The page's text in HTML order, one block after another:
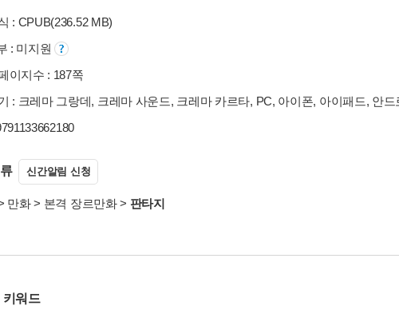
: CPUB(236.52 MB)
: 미지원
이지수 : 187쪽
: 크레마 그랑데, 크레마 사운드, 크레마 카르타, PC, 아이폰, 아이패드, 안
신간알림 신청
만화> 본격 장르만화> 판타지
키워드